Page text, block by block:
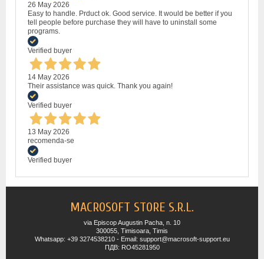
26 May 2026
Easy to handle. Prduct ok. Good service. It would be better if you
tell people before purchase they will have to uninstall some
programs.
Verified buyer
14 May 2026
Their assistance was quick. Thank you again!
Verified buyer
13 May 2026
recomenda-se
Verified buyer
MACROSOFT STORE S.R.L.
via Episcop Augustin Pacha, n. 10
300055, Timisoara, Timis
Whatsapp: +39 3274538210 - Email: support@macrosoft-support.eu
ПДВ: RO45281950